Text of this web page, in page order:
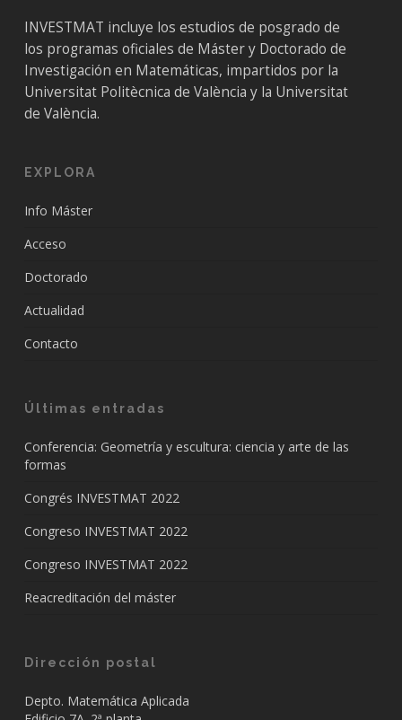
INVESTMAT incluye los estudios de posgrado de
los programas oficiales de Máster y Doctorado de
Investigación en Matemáticas, impartidos por la
Universitat Politècnica de València y la Universitat
de València.
EXPLORA
Info Máster
Acceso
Doctorado
Actualidad
Contacto
Últimas entradas
Conferencia: Geometría y escultura: ciencia y arte de las
formas
Congrés INVESTMAT 2022
Congreso INVESTMAT 2022
Congreso INVESTMAT 2022
Reacreditación del máster
Dirección postal
Depto. Matemática Aplicada